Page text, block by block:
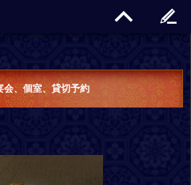
会、個室、貸切予約